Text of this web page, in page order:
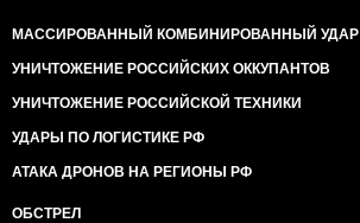
МАССИРОВАННЫЙ КОМБИНИРОВАННЫЙ УДАР
УНИЧТОЖЕНИЕ РОССИЙСКИХ ОККУПАНТОВ
УНИЧТОЖЕНИЕ РОССИЙСКОЙ ТЕХНИКИ
УДАРЫ ПО ЛОГИСТИКЕ РФ
АТАКА ДРОНОВ НА РЕГИОНЫ РФ
ОБСТРЕЛ